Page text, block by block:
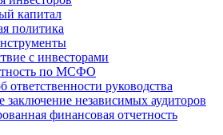
капитал
политика
с инвеcторами
по МСФО
ответственности руководства
заключение независимых аудиторов
финансовая отчетность